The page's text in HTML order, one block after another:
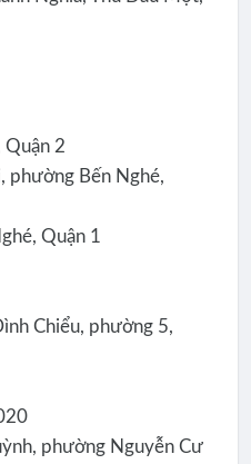
Quận 2
phường Bến Nghé,
Quận 1
Chiểu, phường 5,
phường Nguyễn Cư